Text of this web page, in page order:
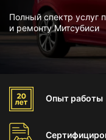
Полный спектр услуг
и ремонту Митсубиси
Опыт работы